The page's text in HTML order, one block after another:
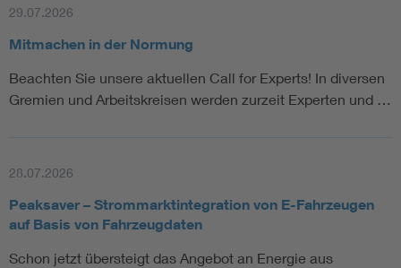
Smart Cities
DKE Fachinformationen im Kontext der Normung
Circular Economy für mehr Ressourceneffizienz
Cybersecurity in der Industrieautomatisierung
29.07.2026
Mitmachen in der Normung
Beachten Sie unsere aktuellen Call for Experts! In diversen
Gremien und Arbeitskreisen werden zurzeit Experten und …
28.07.2026
Peaksaver – Strommarktintegration von E-Fahrzeugen
auf Basis von Fahrzeugdaten
Schon jetzt übersteigt das Angebot an Energie aus